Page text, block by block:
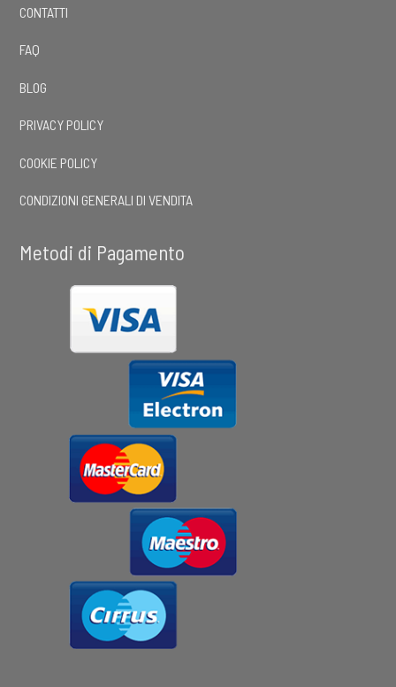
CONTATTI
FAQ
BLOG
PRIVACY POLICY
COOKIE POLICY
CONDIZIONI GENERALI DI VENDITA
Metodi di Pagamento